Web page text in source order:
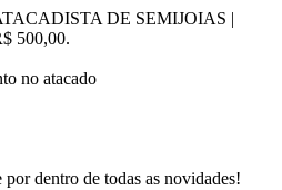
DE SEMIJOIAS |
500,00.
no atacado
dentro de todas as novidades!